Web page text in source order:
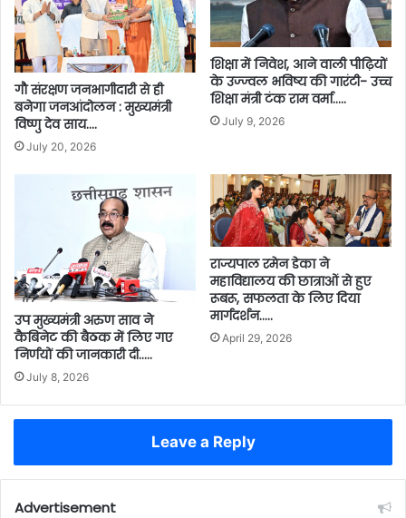
गौ संरक्षण जनभागीदारी से ही
बनेगा जनआंदोलन : मुख्यमंत्री
विष्णु देव साय….
July 20, 2026
शिक्षा में निवेश, आने वाली पीढ़ियों
के उज्ज्वल भविष्य की गारंटी- उच्च
शिक्षा मंत्री टंक राम वर्मा…..
July 9, 2026
उप मुख्यमंत्री अरुण साव ने
कैबिनेट की बैठक में लिए गए
निर्णयों की जानकारी दी…..
July 8, 2026
राज्यपाल रमेन डेका ने
महाविद्यालय की छात्राओं से हुए
रूबरू, सफलता के लिए दिया
मार्गदर्शन…..
April 29, 2026
Leave a Reply
Advertisement